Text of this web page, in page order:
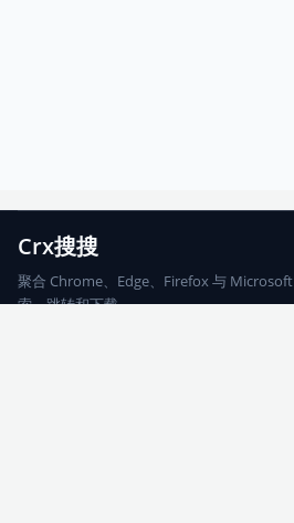
Crx搜搜
聚合 Chrome、Edge、Firefox 与
索、跳转和下载。